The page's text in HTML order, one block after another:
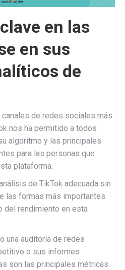
en las
en sus
de
de redes sociales más
nos ha permitido a todos
algoritmo y las principales
para las personas que
plataforma.
de TikTok adecuada sin
las formas más importantes
del rendimiento en esta
una auditoría de redes
o sus informes
son las principales métricas